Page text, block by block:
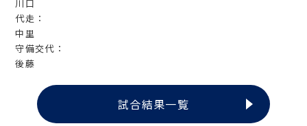
川口
代走：
中里
守備交代：
後藤
試合結果一覧